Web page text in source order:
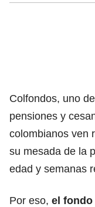
Colfondos, uno
pensiones y
colombianos ven
su mesada de la
edad y semanas
Por eso, el